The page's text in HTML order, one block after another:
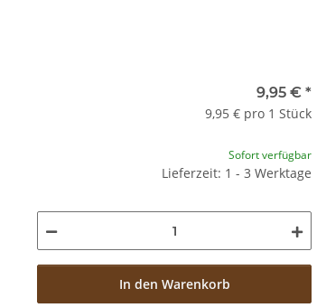
9,95 € *
9,95 € pro 1 Stück
Sofort verfügbar
Lieferzeit: 1 - 3 Werktage
In den Warenkorb